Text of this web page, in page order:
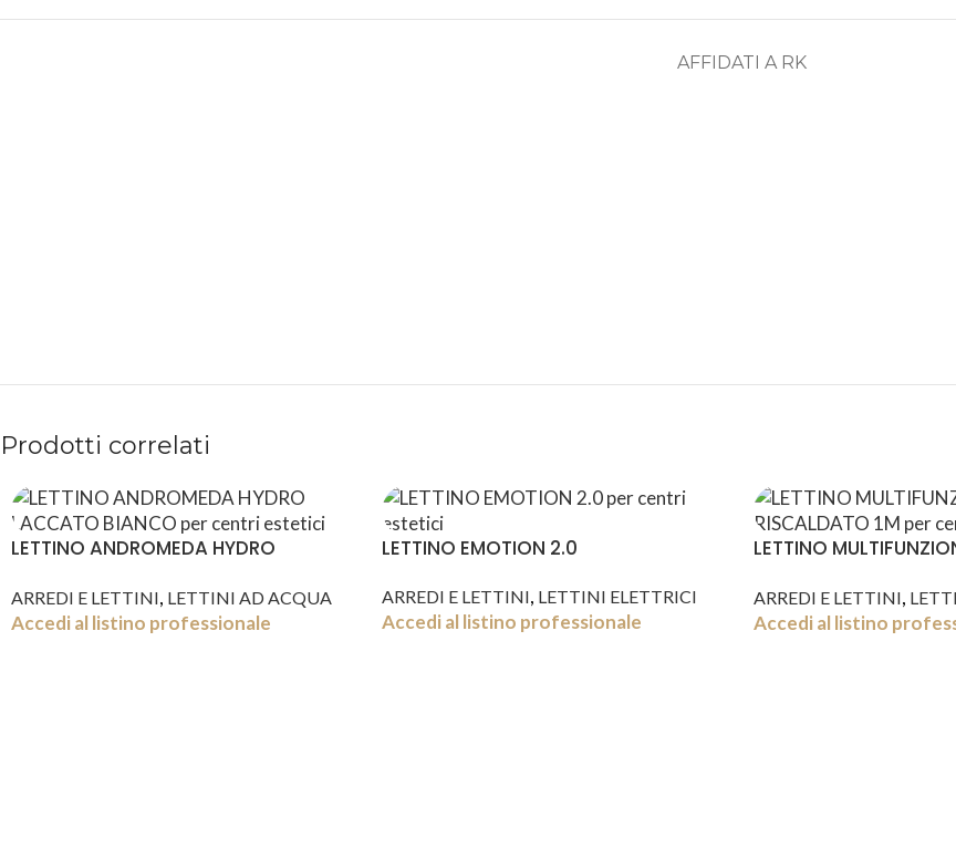
AFFIDATI A RK
Prodotti correlati
LETTINO ANDROMEDA HYDRO
ARREDI E LETTINI, LETTINI AD ACQUA
Accedi al listino professionale
LETTINO EMOTION 2.0
ARREDI E LETTINI, LETTINI ELETTRICI
Accedi al listino professionale
LETTINO
ARREDI E LETTINI,
Accedi al listino